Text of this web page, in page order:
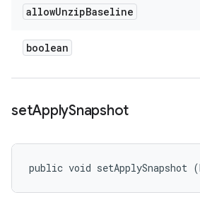
allowUnzipBaseline
boolean
setApplySnapshot
public void setApplySnapshot